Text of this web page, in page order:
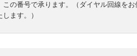
の番号で承ります。（ダイヤル回線を
ます。）